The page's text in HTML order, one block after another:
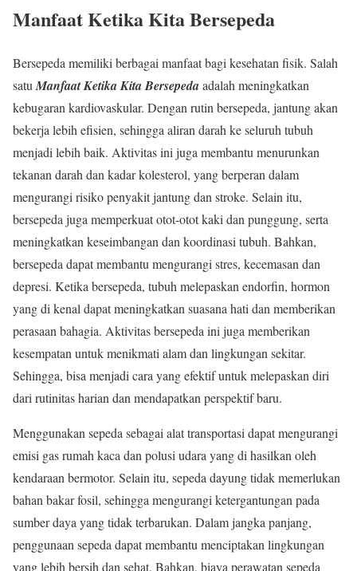
Manfaat Ketika Kita Bersepeda
Bersepeda memiliki berbagai manfaat bagi kesehatan fisik. Salah
satu Manfaat Ketika Kita Bersepedaadalah meningkatkan
kebugaran kardiovaskular. Dengan rutin bersepeda, jantung akan
bekerja lebih efisien, sehingga aliran darah ke seluruh tubuh
menjadi lebih baik. Aktivitas ini juga membantu menurunkan
tekanan darah dan kadar kolesterol, yang berperan dalam
mengurangi risiko penyakit jantung dan stroke. Selain itu,
bersepeda juga memperkuat otot-otot kaki dan punggung, serta
meningkatkan keseimbangan dan koordinasi tubuh. Bahkan,
bersepeda dapat membantu mengurangi stres, kecemasan dan
depresi. Ketika bersepeda, tubuh melepaskan endorfin, hormon
yang di kenal dapat meningkatkan suasana hati dan memberikan
perasaan bahagia. Aktivitas bersepeda ini juga memberikan
kesempatan untuk menikmati alam dan lingkungan sekitar.
Sehingga, bisa menjadi cara yang efektif untuk melepaskan diri
dari rutinitas harian dan mendapatkan perspektif baru.
Menggunakan sepeda sebagai alat transportasi dapat mengurangi
emisi gas rumah kaca dan polusi udara yang di hasilkan oleh
kendaraan bermotor. Selain itu, sepeda dayung tidak memerlukan
bahan bakar fosil, sehingga mengurangi ketergantungan pada
sumber daya yang tidak terbarukan. Dalam jangka panjang,
penggunaan sepeda dapat membantu menciptakan lingkungan
yang lebih bersih dan sehat. Bahkan, biaya perawatan sepeda